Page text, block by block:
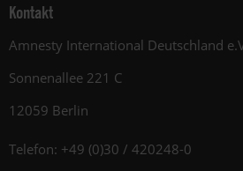
Kontakt
Amnesty International Deutschland
Sonnenallee 221 C
12059 Berlin
Telefon: +49 (0)30 / 420248-0